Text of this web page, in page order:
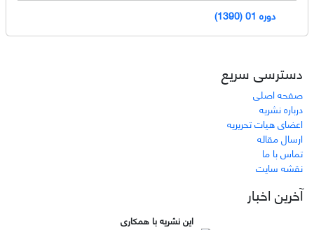
دوره 01 (1390)
دسترسی سریع
صفحه اصلی
درباره نشریه
اعضای هیات تحریریه
ارسال مقاله
تماس با ما
نقشه سایت
آخرین اخبار
این نشریه با همکاری